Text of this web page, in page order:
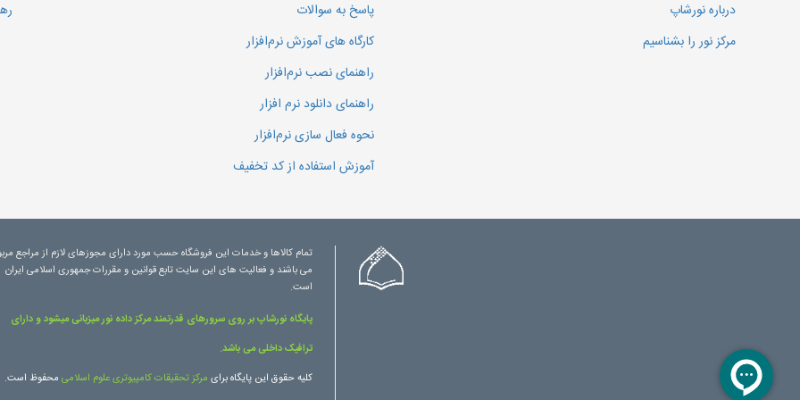
درباره نورشاپ
مرکز نور را بشناسیم
پاسخ به سوالات
کارگاه های آموزش نرم‌افزار
راهنمای نصب نرم‌افزار
راهنمای دانلود نرم افزار
نحوه فعال سازی نرم‌افزار
آموزش استفاده از کد تخفیف
تمام کالاها و خدمات این فروشگاه حسب مورد دارای مجوزهای لازم از مراجع
می باشند و فعالیت های این سایت تابع قوانین و مقررات جمهوری اسلامی ایران
است.
پایگاه نورشاپ بر روی سرورهای قدرتمند مرکز داده نور میزبانی میشود و دارای
ترافیک داخلی می باشد.
کلیه حقوق این پایگاه برای مرکز تحقیقات کامپیوتری علوم اسلامی محفوظ است.